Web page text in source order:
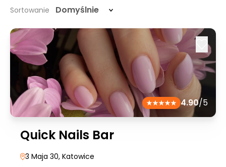
Sortowanie Domyślnie
4.90/5
Quick Nails Bar
3 Maja 30, Katowice